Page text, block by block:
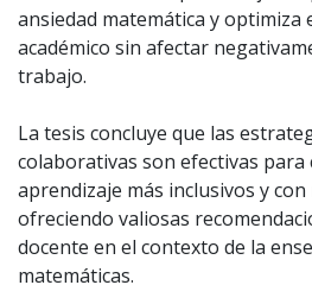
ansiedad matemática y optimiza
académico sin afectar
trabajo.
La tesis concluye que las
colaborativas son efectivas para
aprendizaje más inclusivos y
ofreciendo valiosas
docente en el contexto de la
matemáticas.